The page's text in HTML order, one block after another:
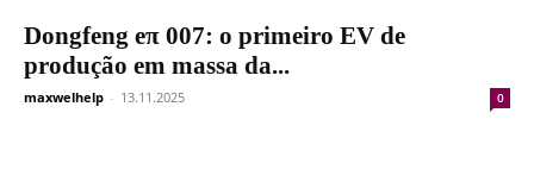
Dongfeng eπ 007: o primeiro EV de
produção em massa da...
maxwelhelp - 13.11.2025 0